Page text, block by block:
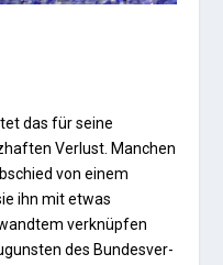
das für seine
Verlust. Manchen
von einem
ihn mit etwas
verknüpfen
des Bundesver­